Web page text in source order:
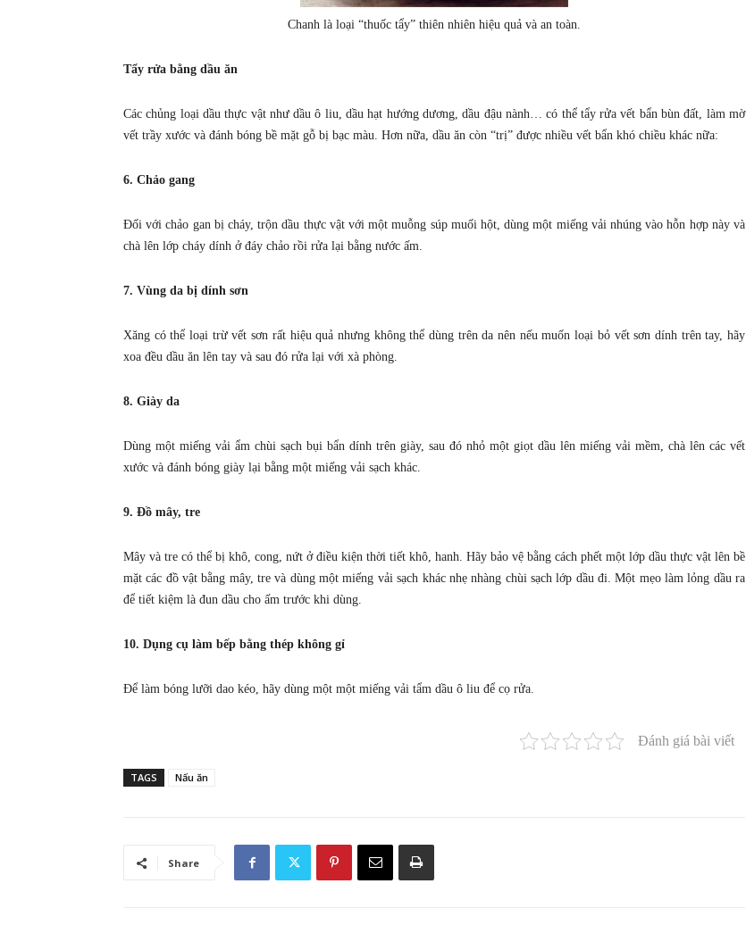
Chanh là loại “thuốc tẩy” thiên nhiên hiệu quả và an toàn.
Tẩy rửa bằng dầu ăn
Các chủng loại dầu thực vật như dầu ô liu, dầu hạt hướng dương, dầu đậu nành… có thể tẩy rửa vết bẩn bùn đất, làm mờ
vết trầy xước và đánh bóng bề mặt gỗ bị bạc màu. Hơn nữa, dầu ăn còn “trị” được nhiều vết bẩn khó chiều khác nữa:
6. Chảo gang
Đối với chảo gan bị cháy, trộn dầu thực vật với một muỗng súp muối hột, dùng một miếng vải nhúng vào hỗn hợp này và
chà lên lớp cháy dính ở đáy chảo rồi rửa lại bằng nước ấm.
7. Vùng da bị dính sơn
Xăng có thể loại trừ vết sơn rất hiệu quả nhưng không thể dùng trên da nên nếu muốn loại bỏ vết sơn dính trên tay, hãy
xoa đều dầu ăn lên tay và sau đó rửa lại với xà phòng.
8. Giày da
Dùng một miếng vải ẩm chùi sạch bụi bẩn dính trên giày, sau đó nhỏ một giọt dầu lên miếng vải mềm, chà lên các vết
xước và đánh bóng giày lại bằng một miếng vải sạch khác.
9. Đồ mây, tre
Mây và tre có thể bị khô, cong, nứt ở điều kiện thời tiết khô, hanh. Hãy bảo vệ bằng cách phết một lớp dầu thực vật lên bề
mặt các đồ vật bằng mây, tre và dùng một miếng vải sạch khác nhẹ nhàng chùi sạch lớp dầu đi. Một mẹo làm lỏng dầu ra
để tiết kiệm là đun dầu cho ấm trước khi dùng.
10. Dụng cụ làm bếp bằng thép không gỉ
Để làm bóng lưỡi dao kéo, hãy dùng một một miếng vải tẩm dầu ô liu để cọ rửa.
Đánh giá bài viết
TAGS Nấu ăn
Share